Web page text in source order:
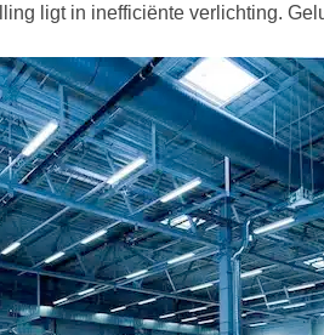
ligt in inefficiënte verlichting.